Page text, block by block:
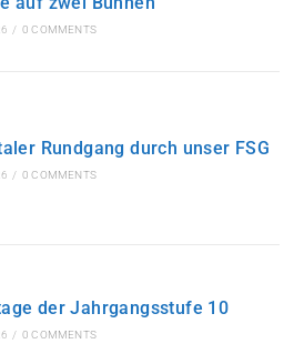
/ 0 COMMENTS
Rundgang durch unser FSG
/ 0 COMMENTS
der Jahrgangsstufe 10
/ 0 COMMENTS